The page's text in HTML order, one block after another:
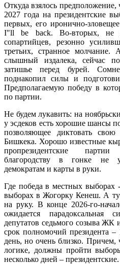
Откуда взялось предположение,
2027 года на президентские
первых, его иронично-
I"ll be back. Во-вторых, не
сопартийцев, резонно
третьих, странное
слышный издалека, сейчас
затишье перед бурей.
поднакопил силы и
Предполагаемую победу в
по партии.
Не будем лукавить: на
у эсдеков есть хорошие шансы
позволяющее диктовать
Бишкека. Хорошо известные
пропрезидентские
благородству в гонке не
демократам и карты в руки.
Где победа в местных выборах
выборах в Жогорку Кенеш. А
на руку. В конце 2026-го-
ожидается парадоксальная
депутатов седьмого созыва ЖК
срок полномочий президента
день, но очень близко. Причем,
логике, должны пройти
несколько дней – президентские.